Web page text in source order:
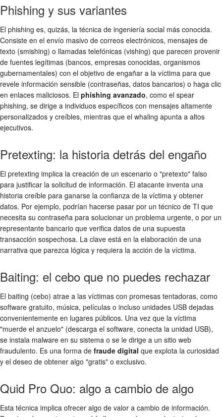
Phishing y sus variantes
El phishing es, quizás, la técnica de ingeniería social más conocida.
Consiste en el envío masivo de correos electrónicos, mensajes de
texto (smishing) o llamadas telefónicas (vishing) que parecen provenir
de fuentes legítimas (bancos, empresas conocidas, organismos
gubernamentales) con el objetivo de engañar a la víctima para que
revele información sensible (contraseñas, datos bancarios) o haga clic
en enlaces maliciosos. El phishing avanzado, como el spear
phishing, se dirige a individuos específicos con mensajes altamente
personalizados y creíbles, mientras que el whaling apunta a altos
ejecutivos.
Pretexting: la historia detrás del engaño
El pretexting implica la creación de un escenario o "pretexto" falso
para justificar la solicitud de información. El atacante inventa una
historia creíble para ganarse la confianza de la víctima y obtener
datos. Por ejemplo, podrían hacerse pasar por un técnico de TI que
necesita su contraseña para solucionar un problema urgente, o por un
representante bancario que verifica datos de una supuesta
transacción sospechosa. La clave está en la elaboración de una
narrativa que parezca lógica y requiera la acción de la víctima.
Baiting: el cebo que no puedes rechazar
El baiting (cebo) atrae a las víctimas con promesas tentadoras, como
software gratuito, música, películas o incluso unidades USB dejadas
convenientemente en lugares públicos. Una vez que la víctima
"muerde el anzuelo" (descarga el software, conecta la unidad USB),
se instala malware en su sistema o se le dirige a un sitio web
fraudulento. Es una forma de fraude digital que explota la curiosidad
y el deseo de obtener algo "gratis" o exclusivo.
Quid Pro Quo: algo a cambio de algo
Esta técnica implica ofrecer algo de valor a cambio de información.